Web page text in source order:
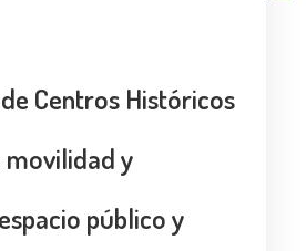
de Centros Históricos
movilidad y
público y